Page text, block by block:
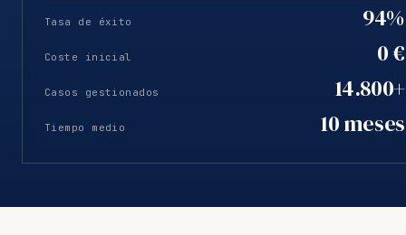
Tasa de éxito 94%
Coste inicial 0 €
Casos gestionados 14.800+
Tiempo medio 10 meses